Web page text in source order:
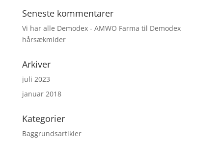
Seneste kommentarer
Vi har alle Demodex - AMWO Farma til Demodex
hårsækmider
Arkiver
juli 2023
januar 2018
Kategorier
Baggrundsartikler